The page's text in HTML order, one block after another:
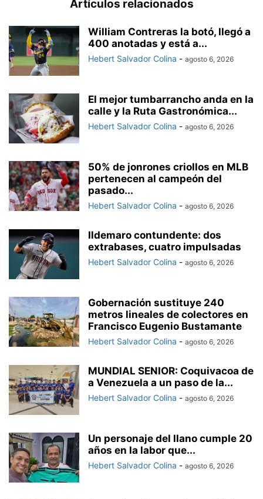
Artículos relacionados
William Contreras la botó, llegó a
400 anotadas y está a...
Hebert Salvador Colina - agosto 6, 2026
El mejor tumbarrancho anda en la
calle y la Ruta Gastronómica...
Hebert Salvador Colina - agosto 6, 2026
50% de jonrones criollos en MLB
pertenecen al campeón del
pasado...
Hebert Salvador Colina - agosto 6, 2026
Ildemaro contundente: dos
extrabases, cuatro impulsadas
Hebert Salvador Colina - agosto 6, 2026
Gobernación sustituye 240
metros lineales de colectores en
Francisco Eugenio Bustamante
Hebert Salvador Colina - agosto 6, 2026
MUNDIAL SENIOR: Coquivacoa de
a Venezuela a un paso de la...
Hebert Salvador Colina - agosto 6, 2026
Un personaje del llano cumple 20
años en la labor que...
Hebert Salvador Colina - agosto 6, 2026